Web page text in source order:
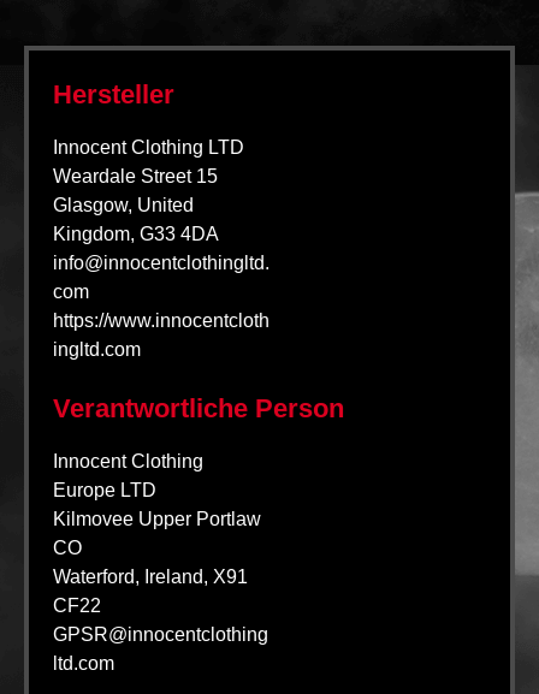
Hersteller
Innocent Clothing LTD
Weardale Street 15
Glasgow, United
Kingdom, G33 4DA
info@innocentclothingltd.
com
https://www.innocentcloth
ingltd.com
Verantwortliche Person
Innocent Clothing
Europe LTD
Kilmovee Upper Portlaw
CO
Waterford, Ireland, X91
CF22
GPSR@innocentclothing
ltd.com